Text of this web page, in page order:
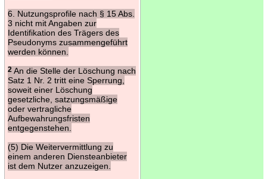
6. Nutzungsprofile nach § 15 Abs.
3 nicht mit Angaben zur
Identifikation des Trägers des
Pseudonyms zusammengeführt
werden können.
2An die Stelle der Löschung nach
Satz 1 Nr. 2 tritt eine Sperrung,
soweit einer Löschung
gesetzliche, satzungsmäßige
oder vertragliche
Aufbewahrungsfristen
entgegenstehen.
(5) Die Weitervermittlung zu
einem anderen Diensteanbieter
ist dem Nutzer anzuzeigen.